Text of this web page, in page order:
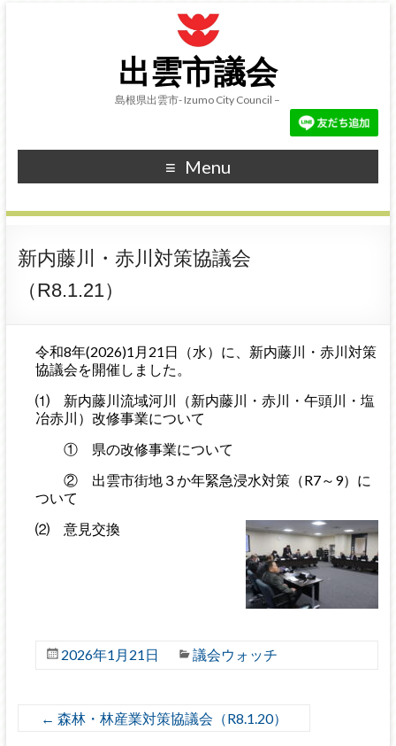
出雲市議会
島根県出雲市- Izumo City Council –
Menu
新内藤川・赤川対策協議会
（R8.1.21）
令和8年(2026)1月21日（水）に、新内藤川・赤川対策
協議会を開催しました。
⑴ 新内藤川流域河川（新内藤川・赤川・午頭川・塩
冶赤川）改修事業について
① 県の改修事業について
② 出雲市街地３か年緊急浸水対策（R7～9）に
ついて
⑵ 意見交換
2026年1月21日 議会ウォッチ
← 森林・林産業対策協議会（R8.1.20）